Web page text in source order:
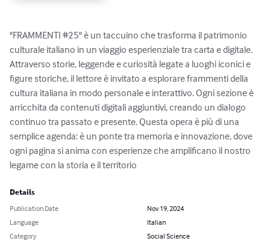
"FRAMMENTI #25" è un taccuino che trasforma il patrimonio
culturale italiano in un viaggio esperienziale tra carta e digitale.
Attraverso storie, leggende e curiosità legate a luoghi iconici e
figure storiche, il lettore è invitato a esplorare frammenti della
cultura italiana in modo personale e interattivo. Ogni sezione è
arricchita da contenuti digitali aggiuntivi, creando un dialogo
continuo tra passato e presente. Questa opera è più di una
semplice agenda: è un ponte tra memoria e innovazione, dove
ogni pagina si anima con esperienze che amplificano il nostro
legame con la storia e il territorio
Details
Publication Date
Nov 19, 2024
Language
Italian
Category
Social Science